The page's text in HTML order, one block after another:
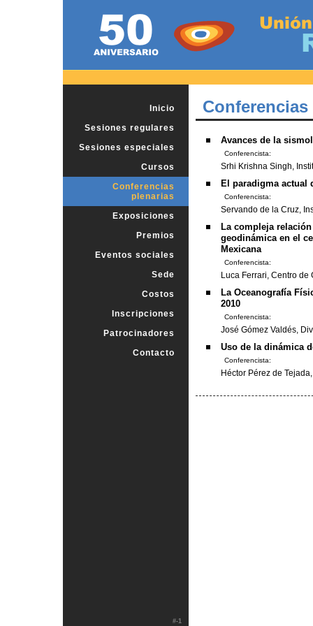
Inicio
Sesiones regulares
Sesiones especiales
Cursos
Conferencias
plenarias
Exposiciones
Premios
Eventos sociales
Sede
Costos
Inscripciones
Patrocinadores
Contacto
Avances de la
Conferencista:
Srhi Krishna Singh,
El paradigma actual
Conferencista:
Servando de la Cruz,
La compleja
geodinámica en el
Mexicana
Conferencista:
Luca Ferrari, Centro de
La Oceanografía
2010
Conferencista:
José Gómez Valdés,
Uso de la dinámica
Conferencista:
Héctor Pérez de
#-1